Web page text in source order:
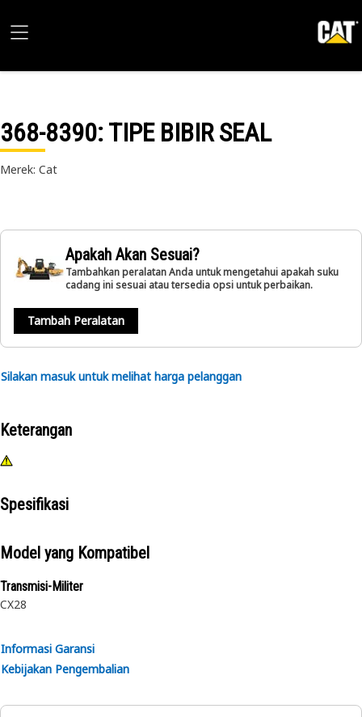
368-8390: TIPE BIBIR SEAL
Merek: Cat
Apakah Akan Sesuai?
Tambahkan peralatan Anda untuk mengetahui apakah suku
cadang ini sesuai atau tersedia opsi untuk perbaikan.
Tambah Peralatan
Silakan masuk untuk melihat harga pelanggan
Keterangan
Spesifikasi
Model yang Kompatibel
Transmisi-Militer
CX28
Informasi Garansi
Kebijakan Pengembalian